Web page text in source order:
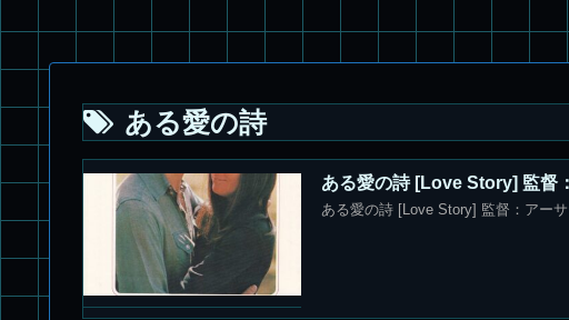
ある愛の詩
ある愛の詩 [Love Story] 監督
ある愛の詩 [Love Story] 監督：アー